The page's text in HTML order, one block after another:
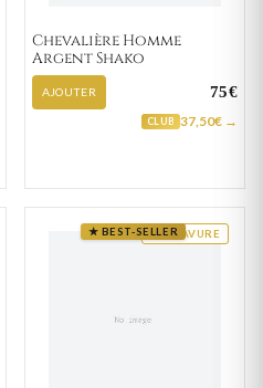
Chevalière Homme
Argent Shako
AJOUTER 75€
CLUB 37,50€ →
GRAVURE
★ BEST-SELLER